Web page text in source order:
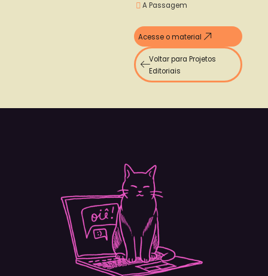
A Passagem
Acesse o material
Voltar para Projetos
Editoriais